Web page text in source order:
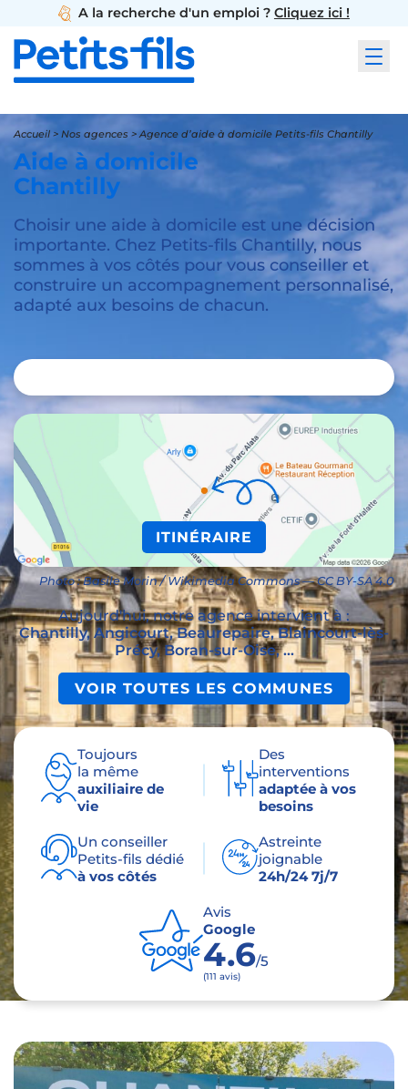
A la recherche d'un emploi ? Cliquez ici !
Accueil > Nos agences >Agence d’aide à domicile Petits-fils Chantilly
Aide à domicile
Chantilly
Choisir une aide à domicile est une décision
importante. Chez Petits-fils Chantilly, nous
sommes à vos côtés pour vous conseiller et
construire un accompagnement personnalisé,
adapté aux besoins de chacun.
ITINÉRAIRE
Photo : Basile Morin / Wikimedia Commons — CC BY-SA 4.0
Aujourd'hui, notre agence intervient à :
Chantilly, Angicourt, Beaurepaire, Blaincourt-lès-
Précy, Boran-sur-Oise, ...
VOIR TOUTES LES COMMUNES
Toujours
la même
auxiliaire de
vie
Des
interventions
adaptée à vos
besoins
Un conseiller
Petits-fils dédié
à vos côtés
Astreinte
joignable
24h/24 7j/7
Avis
Google
4.6/5
(111 avis)